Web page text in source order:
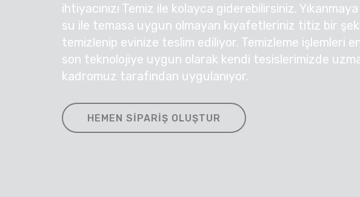
ihtiyacınızı Temiz ile kolayca giderebilirsiniz.
su ile temasa uygun olmayan kıyafetleriniz titiz bir
temizlenip evinize teslim ediliyor. Temizleme işlemleri
son teknolojiye uygun olarak kendi tesislerimizde
kadromuz tarafından uygulanıyor.
HEMEN SIPARIŞ OLUŞTUR